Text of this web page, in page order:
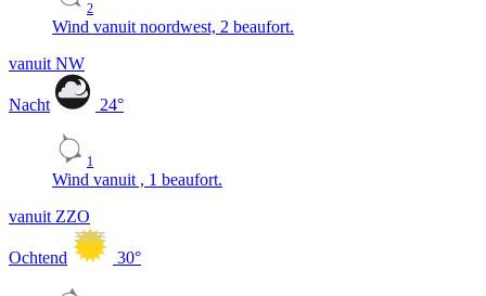
2
Wind vanuit noordwest, 2 beaufort.
vanuit NW
Nacht 24°
1
Wind vanuit , 1 beaufort.
vanuit ZZO
Ochtend 30°